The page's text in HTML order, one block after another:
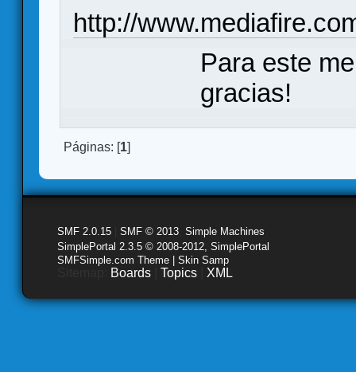
http://
Para este
gracias!
Páginas: [1]
SMF 2.0.15 SMF © 2013 Simple Machines
SimplePortal 2.3.5 © 2008-2012, SimplePortal
SMFSimple.com Theme | Skin Samp
Boards Topics XML